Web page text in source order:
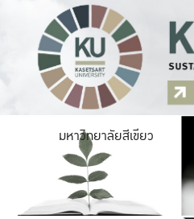
มหาวิทยาลัยสีเขียว